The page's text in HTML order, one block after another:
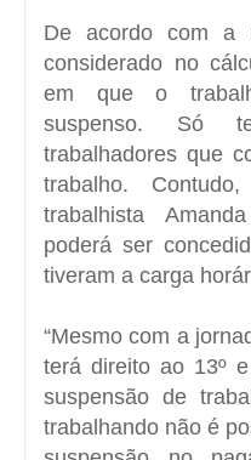
De acordo com a
considerado no
em que o
suspenso. Só
trabalhadores que
trabalho.
trabalhista
poderá ser
tiveram a carga
“Mesmo com a
terá direito ao 13º
suspensão de
trabalhando não é